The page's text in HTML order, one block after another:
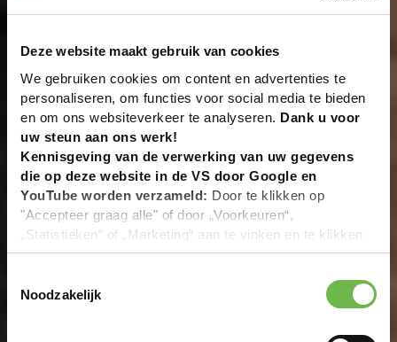
Deze website maakt gebruik van cookies
We gebruiken cookies om content en advertenties te
personaliseren, om functies voor social media te bieden
en om ons websiteverkeer te analyseren. Dank u voor
uw steun aan ons werk!
Kennisgeving van de verwerking van uw gegevens
die op deze website in de VS door Google en
YouTube worden verzameld: Door te klikken op
"Accepteer graag alle" of door „Voorkeuren“,
„Statistieken“ of „Marketing“ aan te vinken en te klikken
op "Selectie handmatig instellen", stemt u er ook mee in
overeenstemming met Art. 49 (1) zin 1 lit. a DSGVO. De
VS zijn door het Europees Hof van Justitie beoordeeld
Noodzakelijk